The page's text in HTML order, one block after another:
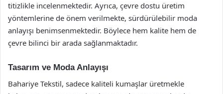
titizlikle incelenmektedir. Ayrıca, çevre dostu üretim
yöntemlerine de önem verilmekte, sürdürülebilir moda
anlayışı benimsenmektedir. Böylece hem kalite hem de
çevre bilinci bir arada sağlanmaktadır.
Tasarım ve Moda Anlayışı
Bahariye Tekstil, sadece kaliteli kumaşlar üretmekle